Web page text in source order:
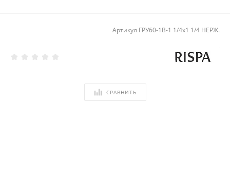
Артикул ГРУ60-1В-1 1/4х1 1/4 НЕРЖ.
СРАВНИТЬ